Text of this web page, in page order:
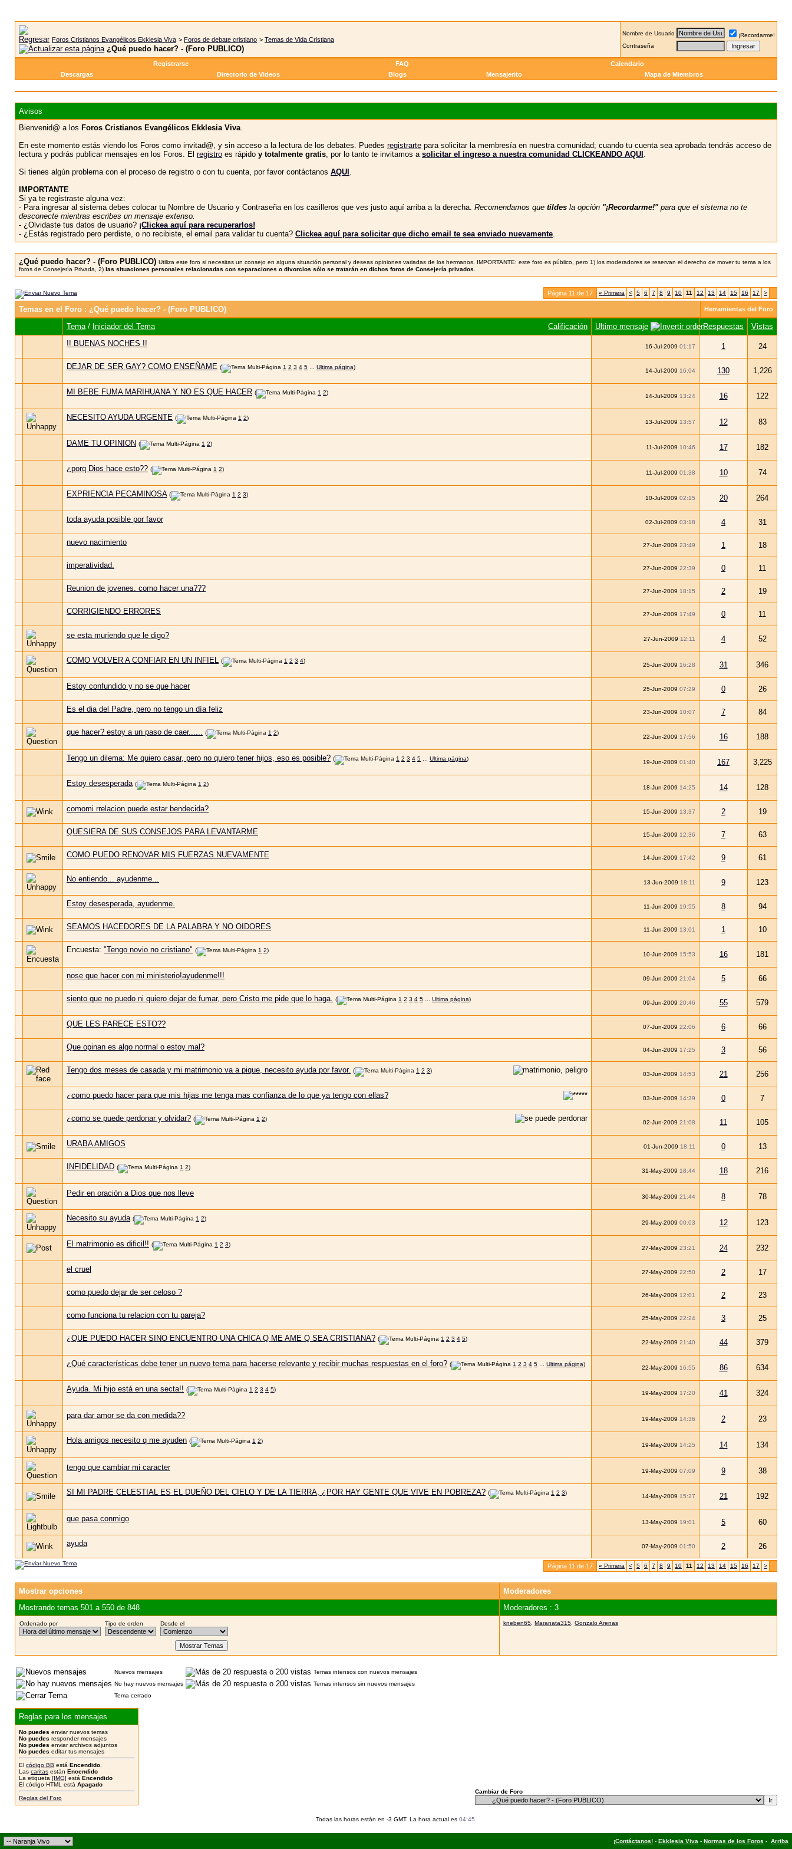
Foros Cristianos Evangélicos Ekklesia Viva > Foros de debate cristiano > Temas de Vida Cristiana
¿Qué puedo hacer? - (Foro PUBLICO)
Nombre de Usuario
¡Recordarme!
Contraseña
Registrarse FAQ
Calendario
Descargas
Directorio de Videos Blogs Mensajerito Mapa de Miembros
Avisos
Bienvenid@ a los Foros Cristianos Evangélicos Ekklesia Viva.
En este momento estás viendo los Foros como invitad@, y sin acceso a la lectura de los debates. Puedes registrarte para solicitar la membresía en nuestra comunidad; cuando tu cuenta sea aprobada tendrás acceso de
lectura y podrás publicar mensajes en los Foros. El registro es rápido y totalmente gratis, por lo tanto te invitamos a solicitar el ingreso a nuestra comunidad CLICKEANDO AQUI .
Si tienes algún problema con el proceso de registro o con tu cuenta, por favor contáctanos AQUI .
IMPORTANTE
Si ya te registraste alguna vez:
- Para ingresar al sistema debes colocar tu Nombre de Usuario y Contraseña en los casilleros que ves justo aquí arriba a la derecha. Recomendamos que tildes la opción "¡Recordarme!"para que el sistema no te
desconecte mientras escribes un mensaje extenso.
- ¿Olvidaste tus datos de usuario? ¡Clickea aquí para recuperarlos!
- ¿Estás registrado pero perdiste, o no recibiste, el email para validar tu cuenta? Clickea aquí para solicitar que dicho email te sea enviado nuevamente.
¿Qué puedo hacer? - (Foro PUBLICO) Utiliza este foro si necesitas un consejo en alguna situación personal y deseas opiniones variadas de los hermanos. IMPORTANTE: este foro es público, pero 1) los moderadores se reservan el derecho de mover tu tema a los
foros de Consejería Privada, 2) las situaciones personales relacionadas con separaciones o divorcios sólo se tratarán en dichos foros de Consejería privados.
Página 11 de 17 « Primera < 5 6 7 8 9 10 11 12 13 14 15 16 17 >
Temas en el Foro : ¿Qué puedo hacer? - (Foro PUBLICO) Herramientas del Foro
Calificación
Tema/ Iniciador del Tema Ultimo mensaje Respuestas
Vistas
!! BUENAS NOCHES !!
16-Jul-2009 01:17 1 24
DEJAR DE SER GAY? COMO ENSEÑAME ( 1 2 3 4 5 Ultima página)
14-Jul-2009 16:04 130 1,226
MI BEBE FUMA MARIHUANA Y NO ES QUE HACER ( 1 2)
14-Jul-2009 13:24 16 122
NECESITO AYUDA URGENTE ( 1 2)
13-Jul-2009 13:57 12 83
DAME TU OPINION ( 1 2)
11-Jul-2009 10:46 17 182
¿porq Dios hace esto?? ( 1 2)
11-Jul-2009 01:38 10 74
EXPRIENCIA PECAMINOSA ( 1 2 3)
10-Jul-2009 02:15 20 264
toda ayuda posible por favor 02-Jul-2009 03:18 4 31
nuevo nacimiento 27-Jun-2009 23:49 1 18
imperatividad. 27-Jun-2009 22:39 0 11
Reunion de jovenes. como hacer una??? 27-Jun-2009 18:15 2 19
CORRIGIENDO ERRORES 27-Jun-2009 17:49 0 11
se esta muriendo que le digo? 27-Jun-2009 12:11 4 52
COMO VOLVER A CONFIAR EN UN INFIEL ( 1 2 3 4)
25-Jun-2009 16:28 31 346
Estoy confundido y no se que hacer 25-Jun-2009 07:29 0 26
Es el dia del Padre, pero no tengo un día feliz 23-Jun-2009 10:07 7 84
que hacer? estoy a un paso de caer...... ( 1 2)
22-Jun-2009 17:56 16 188
Tengo un dilema: Me quiero casar, pero no quiero tener hijos, eso es posible? ( 1 2 3 4 5 Ultima página)
19-Jun-2009 01:40 167 3,225
Estoy desesperada ( 1 2)
18-Jun-2009 14:25 14 128
comomi rrelacion puede estar bendecida? 15-Jun-2009 13:37 2 19
QUESIERA DE SUS CONSEJOS PARA LEVANTARME 15-Jun-2009 12:36 7 63
COMO PUEDO RENOVAR MIS FUERZAS NUEVAMENTE 14-Jun-2009 17:42 9 61
No entiendo... ayudenme... 13-Jun-2009 18:11 9 123
Estoy desesperada, ayudenme. 11-Jun-2009 19:55 8 94
SEAMOS HACEDORES DE LA PALABRA Y NO OIDORES 11-Jun-2009 13:01 1 10
Encuesta: "Tengo novio no cristiano" ( 1 2)
10-Jun-2009 15:53 16 181
nose que hacer con mi ministerio!ayudenme!!! 09-Jun-2009 21:04 5 66
siento que no puedo ni quiero dejar de fumar, pero Cristo me pide que lo haga. ( 1 2 3 4 5 Ultima página)
09-Jun-2009 20:46 55 579
QUE LES PARECE ESTO?? 07-Jun-2009 22:06 6 66
Que opinan es algo normal o estoy mal? 04-Jun-2009 17:25 3 56
Tengo dos meses de casada y mi matrimonio va a pique, necesito ayuda por favor. ( 1 2 3)
03-Jun-2009 14:53 21 256
¿como puedo hacer para que mis hijas me tenga mas confianza de lo que ya tengo con ellas? 03-Jun-2009 14:39 0 7
¿como se puede perdonar y olvidar? ( 1 2)
02-Jun-2009 21:08 11 105
URABA AMIGOS 01-Jun-2009 18:11 0 13
INFIDELIDAD ( 1 2)
31-May-2009 18:44 18 216
Pedir en oración a Dios que nos lleve 30-May-2009 21:44 8 78
Necesito su ayuda ( 1 2)
29-May-2009 00:03 12 123
El matrimonio es dificil!! ( 1 2 3)
27-May-2009 23:21 24 232
el cruel 27-May-2009 22:50 2 17
como puedo dejar de ser celoso ? 26-May-2009 12:01 2 23
como funciona tu relacion con tu pareja? 25-May-2009 22:24 3 25
¿QUE PUEDO HACER SINO ENCUENTRO UNA CHICA Q ME AME Q SEA CRISTIANA? ( 1 2 3 4 5)
22-May-2009 21:40 44 379
¿Qué características debe tener un nuevo tema para hacerse relevante y recibir muchas respuestas en el foro? ( 1 2 3 4 5 Ultima página)
22-May-2009 16:55 86 634
Ayuda. Mi hijo está en una secta!! ( 1 2 3 4 5)
19-May-2009 17:20 41 324
para dar amor se da con medida?? 19-May-2009 14:36 2 23
Hola amigos necesito q me ayuden ( 1 2)
19-May-2009 14:25 14 134
tengo que cambiar mi caracter 19-May-2009 07:09 9 38
SI MI PADRE CELESTIAL ES EL DUEÑO DEL CIELO Y DE LA TIERRA, ¿POR HAY GENTE QUE VIVE EN POBREZA? ( 1 2 3)
14-May-2009 15:27 21 192
que pasa conmigo 13-May-2009 19:01 5 60
ayuda 07-May-2009 01:50 2 26
Página 11 de 17 « Primera < 5 6 7 8 9 10 11 12 13 14 15 16 17 >
Mostrar opciones
Moderadores
Mostrando temas 501 a 550 de 848
Moderadores : 3
Ordenado por Tipo de orden Desde el kneben65 Maranata315 Gonzalo Arenas
Nuevos mensajes
Temas intensos con nuevos mensajes
No hay nuevos mensajes
Temas intensos sin nuevos mensajes
Tema cerrado
Reglas para los mensajes
No puedes enviar nuevos temas
No puedes responder mensajes
No puedes enviar archivos adjuntos
No puedes editar tus mensajes
El código BB está Encendido
Las caritas están Encendido
La etiqueta [IMG] está Encendido
El código HTML está Apagado
Reglas del Foro
Cambiar de Foro
Todas las horas están en -3 GMT. La hora actual es 04:45
¡Contáctanos! - Ekklesia Viva - Normas de los Foros - Arriba